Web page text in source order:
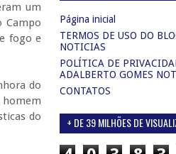
um
Campo
fogo e
do
do
Página inicial
TERMOS DE USO DO
NOTICIAS
POLÍTICA DE
ADALBERTO GOMES
CONTATOS
+ DE 39 MILHÕES DE